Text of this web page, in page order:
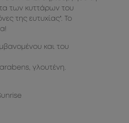
των κυττάρων του
της ευτυχίας". Το
και του
γλουτένη.